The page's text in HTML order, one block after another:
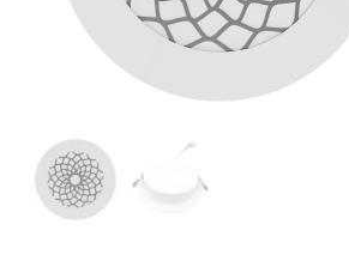
Atsiskaitymo informacija
Prekių pristatymo taisyklės
Gamybos terminai ir procesas